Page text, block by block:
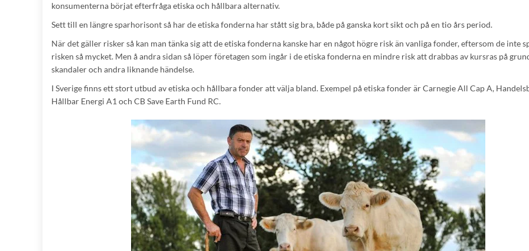
konsumenterna börjat efterfråga etiska och hållbara alternativ.
Sett till en längre sparhorisont så har de etiska fonderna har stått sig bra, både på ganska kort sikt och på en tio års period.
När det gäller risker så kan man tänka sig att de etiska fonderna kanske har en något högre risk än vanliga fonder, eftersom de inte
risken så mycket. Men å andra sidan så löper företagen som ingår i de etiska fonderna en mindre risk att drabbas av kursras på
skandaler och andra liknande händelse.
I Sverige finns ett stort utbud av etiska och hållbara fonder att välja bland. Exempel på etiska fonder är Carnegie All Cap A,
Hållbar Energi A1 och CB Save Earth Fund RC.